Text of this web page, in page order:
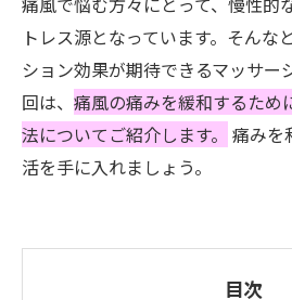
トレス源となっています。そんな
ション効果が期待できるマッサー
回は、 痛風の痛みを緩和するため
法についてご紹介します。 痛みを
活を手に入れましょう。
目次